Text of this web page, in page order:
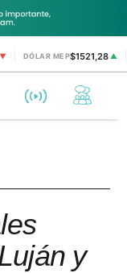
▼ DÓLAR MEP$1521,28▲
y